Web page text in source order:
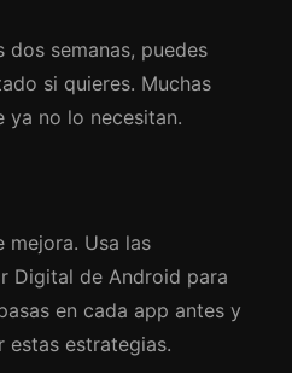
dos semanas, puedes
si quieres. Muchas
ya no lo necesitan.
mejora. Usa las
Digital de Android para
en cada app antes y
estas estrategias.